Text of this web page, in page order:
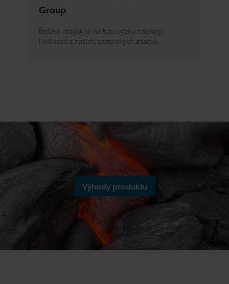
Group
Řešení reagující na tuto výzvu nabízejí
i některé z našich sesterských značek.
Výhody produktu